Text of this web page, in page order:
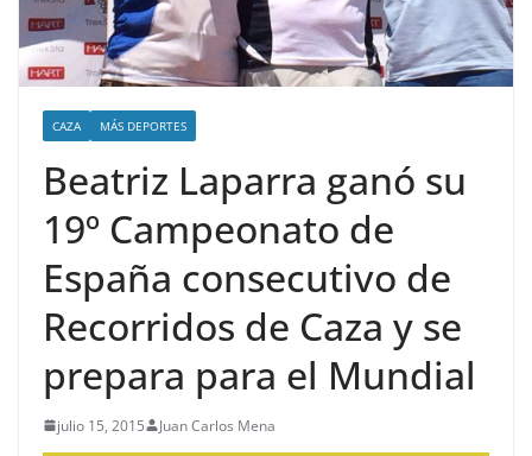
CAZA MÁS DEPORTES
Beatriz Laparra ganó su
19º Campeonato de
España consecutivo de
Recorridos de Caza y se
prepara para el Mundial
julio 15, 2015 Juan Carlos Mena